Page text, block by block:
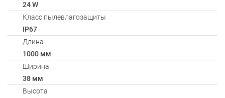
24 W
Класс пылевлагозащиты
IP67
Длина
1000 мм
Ширина
38 мм
Высота